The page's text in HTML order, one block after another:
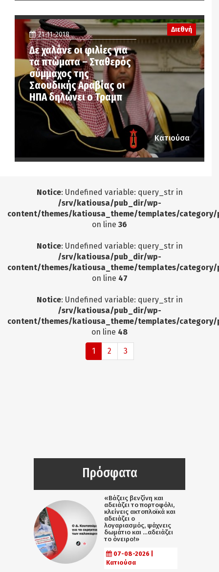
21-11-2018
Δε χαλάνε οι φιλίες για
τα πτώματα – Σταθερός
σύμμαχος της
Σαουδικής Αραβίας οι
ΗΠΑ δηλώνει ο Τραμπ
Διεθνή
Κατιούσα
Notice: Undefined variable: query_str in
/srv/katiousa/pub_dir/wp-
content/themes/katiousa_theme/templates/
on line 36
Notice: Undefined variable: query_str in
/srv/katiousa/pub_dir/wp-
content/themes/katiousa_theme/templates/
on line 47
Notice: Undefined variable: query_str in
/srv/katiousa/pub_dir/wp-
content/themes/katiousa_theme/templates/
on line 48
1 2 3
Πρόσφατα
«Βάζεις βενζίνη και
αδειάζει το πορτοφόλι,
κλείνεις ακτοπλοϊκά και
αδειάζει ο
λογαριασμός, ψάχνεις
δωμάτιο και …αδειάζει
το όνειρο!»
07-08-2026 |
Κατιούσα